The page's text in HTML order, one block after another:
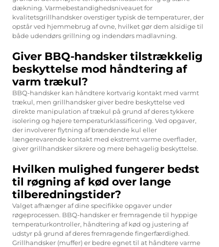
dækning. Varmebestandighedsniveauet for
kvalitetsgrillhandsker overstiger typisk de temperaturer, der
opstår ved hjemmebrug af ovne, hvilket gør dem alsidige til
både udendørs grillning og indendørs madlavning.
Giver BBQ-handsker tilstrækkelig
beskyttelse mod håndtering af
varm trækul?
BBQ-handsker kan håndtere kortvarig kontakt med varmt
trækul, men grillhandsker giver bedre beskyttelse ved
direkte manipulation af trækul på grund af deres tykkere
isolering og højere temperaturklassificering. Ved opgaver,
der involverer flytning af brændende kul eller
længerevarende kontakt med ekstremt varme overflader,
giver grillhandsker sikrere og mere behagelig beskyttelse.
Hvilken mulighed fungerer bedst
til røgning af kød over lange
tilberedningstider?
Valget afhænger af dine specifikke opgaver under
røgeprocessen. BBQ-handsker er fremragende til hyppige
temperaturkontroller, håndtering af kød og justering af
udstyr på grund af deres fremragende fingerfærdighed.
Grillhandsker (muffer) er bedre egnet til at håndtere varme